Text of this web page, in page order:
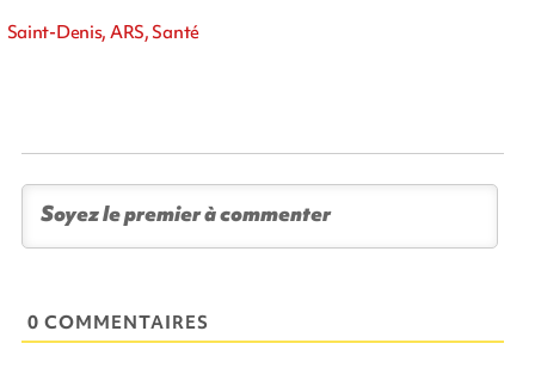
Saint-Denis, ARS, Santé
0 COMMENTAIRES